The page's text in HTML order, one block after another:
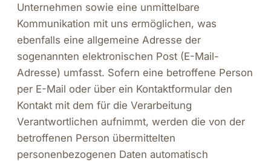
Unternehmen sowie eine unmittelbare
Kommunikation mit uns ermöglichen, was
ebenfalls eine allgemeine Adresse der
sogenannten elektronischen Post (E-Mail-
Adresse) umfasst. Sofern eine betroffene Person
per E-Mail oder über ein Kontaktformular den
Kontakt mit dem für die Verarbeitung
Verantwortlichen aufnimmt, werden die von der
betroffenen Person übermittelten
personenbezogenen Daten automatisch